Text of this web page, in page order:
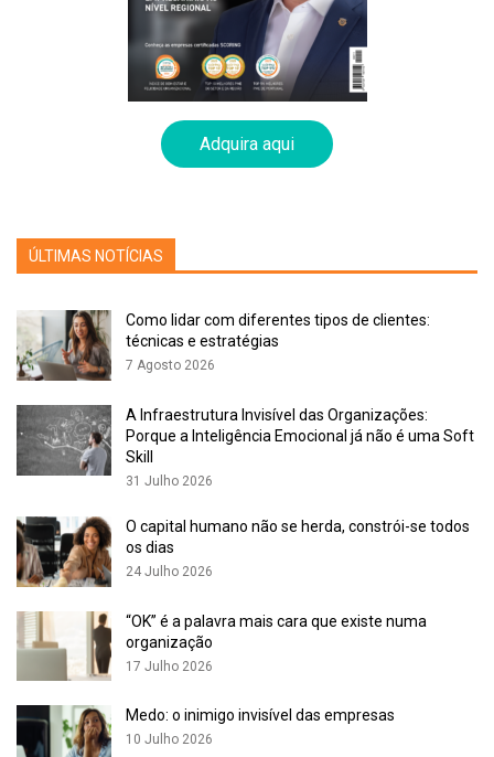
Adquira aqui
ÚLTIMAS NOTÍCIAS
Como lidar com diferentes tipos de clientes:
técnicas e estratégias
7 Agosto 2026
A Infraestrutura Invisível das Organizações:
Porque a Inteligência Emocional já não é uma Soft
Skill
31 Julho 2026
O capital humano não se herda, constrói-se todos
os dias
24 Julho 2026
“OK” é a palavra mais cara que existe numa
organização
17 Julho 2026
Medo: o inimigo invisível das empresas
10 Julho 2026